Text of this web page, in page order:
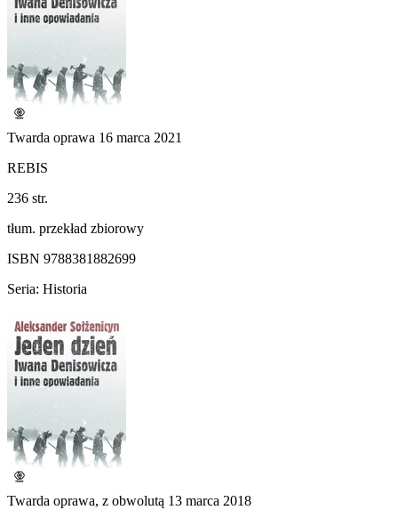
Twarda oprawa 16 marca 2021
REBIS
236 str.
tłum. przekład zbiorowy
ISBN 9788381882699
Seria: Historia
Twarda oprawa, z obwolutą 13 marca 2018